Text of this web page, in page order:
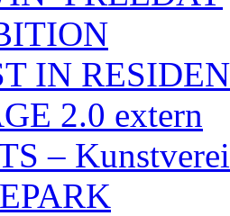
IN
2.0 extern
–